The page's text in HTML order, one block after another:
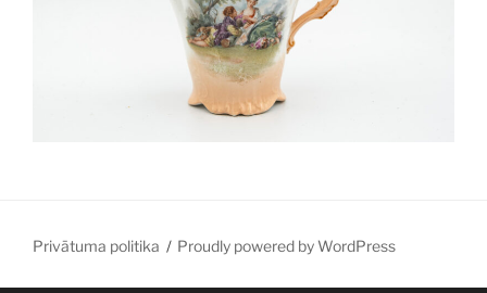
Privātuma politika Proudly powered by WordPress